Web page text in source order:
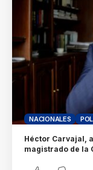
NACIONALES
Héctor Carvajal,
magistrado de la